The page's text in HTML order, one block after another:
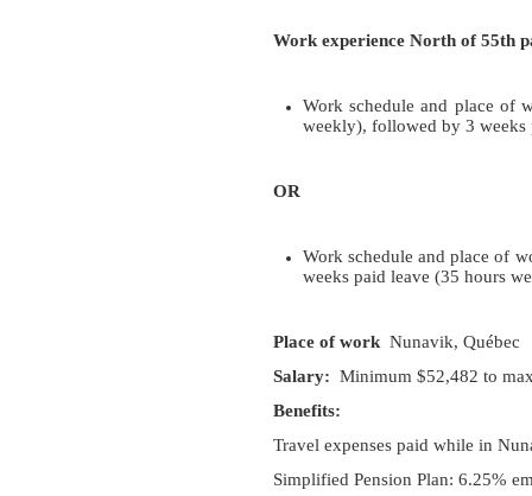
Work experience North of 55th
Work schedule and place of
weekly), followed by 3
OR
Work schedule and place of
weeks paid leave (35 hours
Place of work Nunavik, Québec
Salary: Minimum $52,482 to
Benefits:
Travel expenses paid while in
Simplified Pension Plan: 6.25%